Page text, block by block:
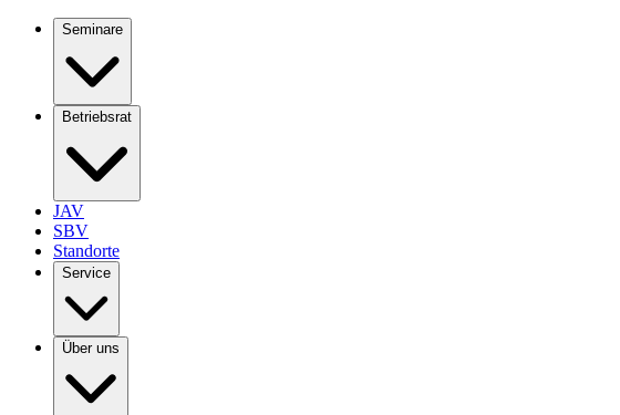
Seminare
Betriebsrat
JAV
SBV
Standorte
Service
Über uns